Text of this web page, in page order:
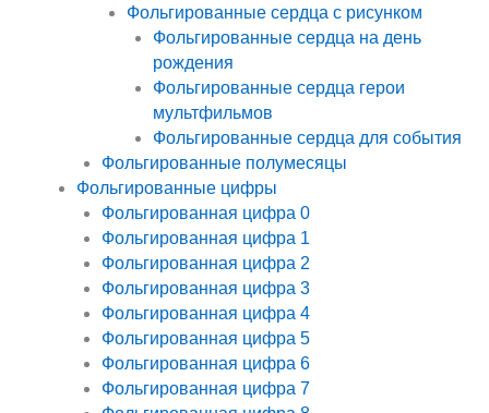
Фольгированные сердца с рисунком
Фольгированные сердца на день
рождения
Фольгированные сердца герои
мультфильмов
Фольгированные сердца для события
Фольгированные полумесяцы
Фольгированные цифры
Фольгированная цифра 0
Фольгированная цифра 1
Фольгированная цифра 2
Фольгированная цифра 3
Фольгированная цифра 4
Фольгированная цифра 5
Фольгированная цифра 6
Фольгированная цифра 7